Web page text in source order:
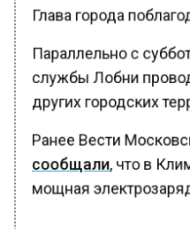
Глава города
Параллельно с
службы Лобни
других городских
Ранее Вести
сообщали, что в
мощная